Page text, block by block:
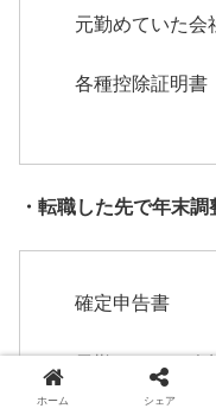
元勤めていた会
各種控除証明書
・転職した先で年末
確定申告書
元勤めていた会
ホーム シェア